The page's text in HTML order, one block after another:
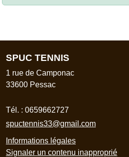
SPUC TENNIS
1 rue de Camponac
33600 Pessac
Tél. : 0659662727
spuctennis33@gmail.com
Informations légales
Signaler un contenu inapproprié